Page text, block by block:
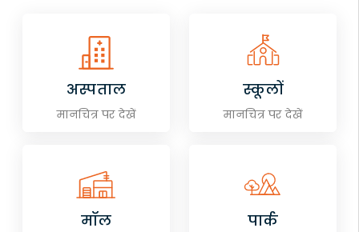
अस्पताल
मानचित्र पर देखें
स्कूलों
मानचित्र पर देखें
मॉल पार्क